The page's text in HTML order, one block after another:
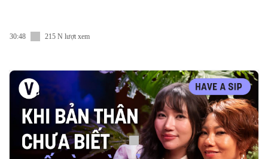
30:48 215 N lượt xem